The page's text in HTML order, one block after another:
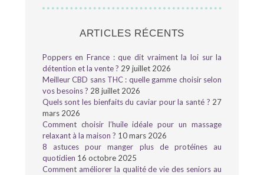
ARTICLES RÉCENTS
Poppers en France : que dit vraiment la loi sur la
détention et la vente ? 29 juillet 2026
Meilleur CBD sans THC : quelle gamme choisir selon
vos besoins ? 28 juillet 2026
Quels sont les bienfaits du caviar pour la santé ? 27
mars 2026
Comment choisir l’huile idéale pour un massage
relaxant à la maison ? 10 mars 2026
8 astuces pour manger plus de protéines au
quotidien 16 octobre 2025
Comment améliorer la qualité de vie des seniors au